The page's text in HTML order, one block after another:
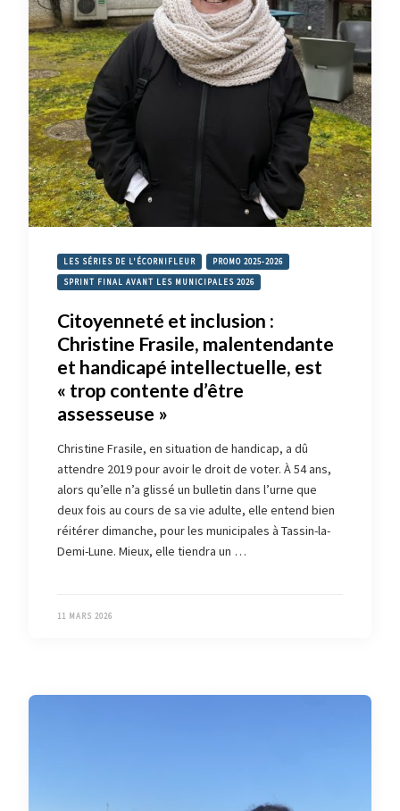
LES SÉRIES DE L'ÉCORNIFLEUR PROMO 2025-2026
SPRINT FINAL AVANT LES MUNICIPALES 2026
Citoyenneté et inclusion :
Christine Frasile, malentendante
et handicapé intellectuelle, est
« trop contente d’être
assesseuse »
Christine Frasile, en situation de handicap, a dû
attendre 2019 pour avoir le droit de voter. À 54 ans,
alors qu’elle n’a glissé un bulletin dans l’urne que
deux fois au cours de sa vie adulte, elle entend bien
réitérer dimanche, pour les municipales à Tassin-la-
Demi-Lune. Mieux, elle tiendra un …
11 MARS 2026